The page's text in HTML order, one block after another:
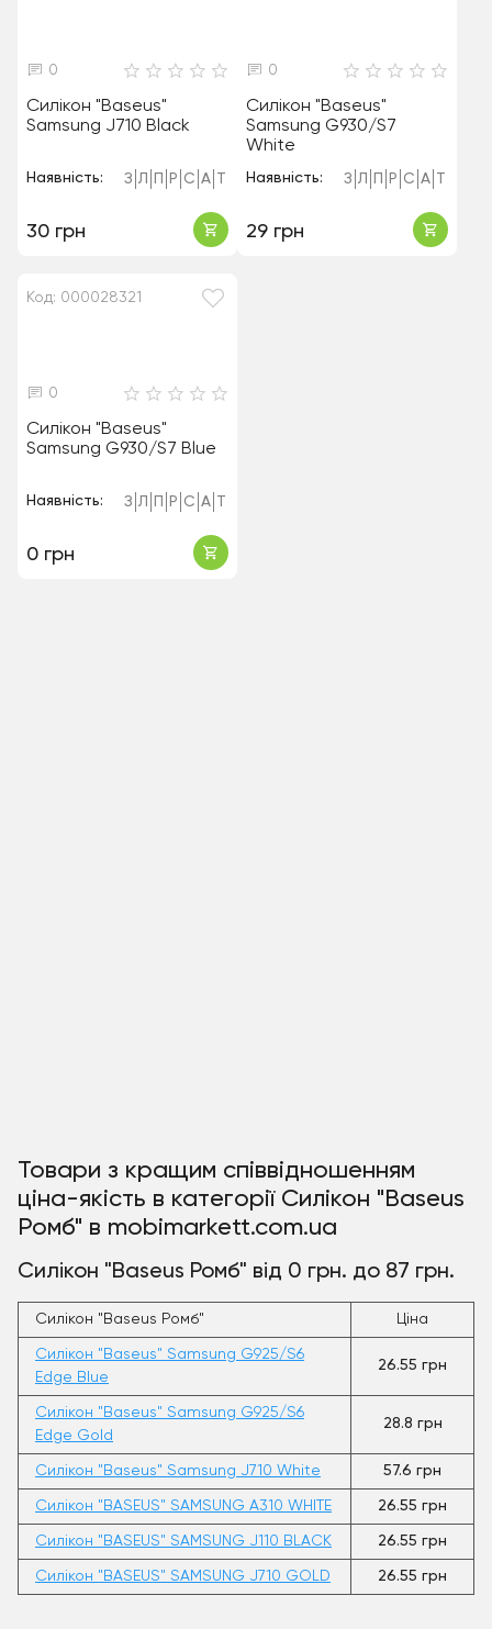
0
Силікон "Baseus"
Samsung J710 Black
Наявність: З Л Р С А
30 грн
0
Силікон "Baseus"
Samsung G930/S7
White
Наявність: З Л Р С А
29 грн
Код: 000028321
0
Силікон "Baseus"
Samsung G930/S7 Blue
Наявність: З Л Р С А
0 грн
Товари з кращим співвідношенням
ціна-якість в категорії Силікон "Baseus
Ромб" в mobimarkett.com.ua
Силікон "Baseus Ромб" від 0 грн. до 87 грн.
Силікон "Baseus Ромб" Ціна
Силікон "Baseus" Samsung G925/S6
Edge Blue
26.55 грн
Силікон "Baseus" Samsung G925/S6
Edge Gold
28.8 грн
Силікон "Baseus" Samsung J710 White 57.6 грн
Силікон "BASEUS" SAMSUNG A310 WHITE 26.55 грн
Силікон "BASEUS" SAMSUNG J110 BLACK 26.55 грн
Силікон "BASEUS" SAMSUNG J710 GOLD 26.55 грн